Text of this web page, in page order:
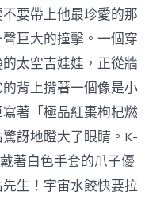
要帶上他最珍愛的那
巨大的撞擊。一個穿
太空吉娃娃，正從牆
的背上揹著一個像是小
著「極品紅棗枸杞燃
訝地瞪大了眼睛。K-
著白色手套的爪子優
生！宇宙水餃快要拉